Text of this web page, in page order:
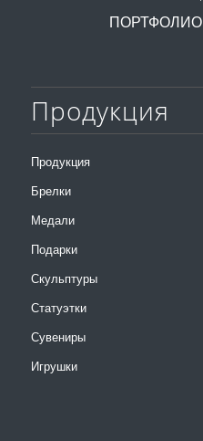
ПОРТФОЛИО
Продукция
Продукция
Брелки
Медали
Подарки
Скульптуры
Статуэтки
Сувениры
Игрушки